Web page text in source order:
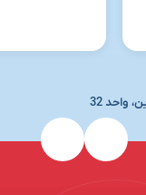
واحد 32